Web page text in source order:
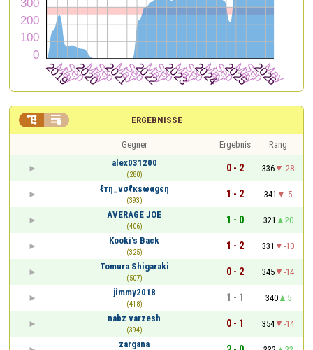
ERGEBNISSE
 
Gegner Ergebnis
Rang
alex031200
(280)
0 - 2 336
-28
ℓтη_νσℓкѕωαgєη
(393)
1 - 2 341
-5
AVERAGE JOE
(406)
1 - 0 321
20
Kooki's Back
(325)
1 - 2 331
-10
Tomura Shigaraki
(507)
0 - 2 345
-14
jimmy2018
(418)
1 - 1 340
5
nabz varzesh
(394)
0 - 1 354
-14
zargana